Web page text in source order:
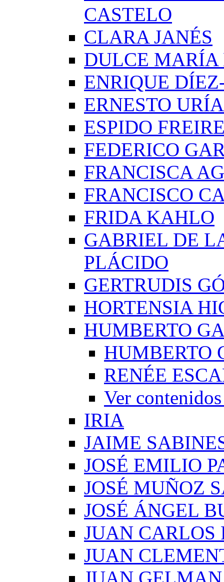
CASTELO
CLARA JANÉS
DULCE
ENRIQUE
ERNESTO URÍA
ESPIDO
FEDERICO
FRANCISCA
FRANCISCO
FRIDA KAHLO
GABRIEL DE
PLÁCIDO
GERTRUDIS
HORTENSIA
HUMBERTO
HUMBERTO
RENÉE
Ver
IRIA
JAIME
JOSÉ EMILIO
JOSÉ MUÑOZ
JOSÉ ÁNGEL
JUAN CARLOS
JUAN
JUAN GELMAN